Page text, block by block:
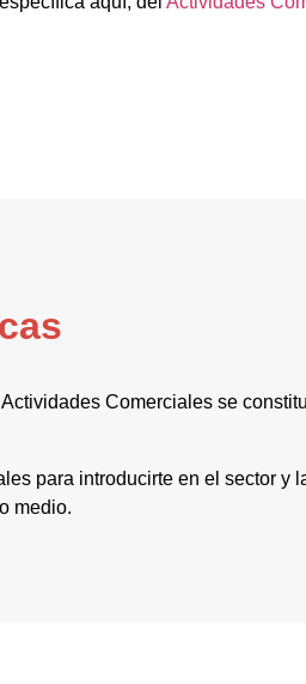
Comerciales se
para introducirte en el sector
medio.